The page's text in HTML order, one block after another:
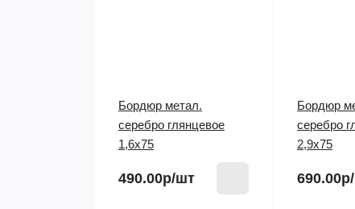
Бордюр метал.
серебро глянцевое
1,6х75
490.00р/шт
Бордюр
серебро
2,9х75
690.00р